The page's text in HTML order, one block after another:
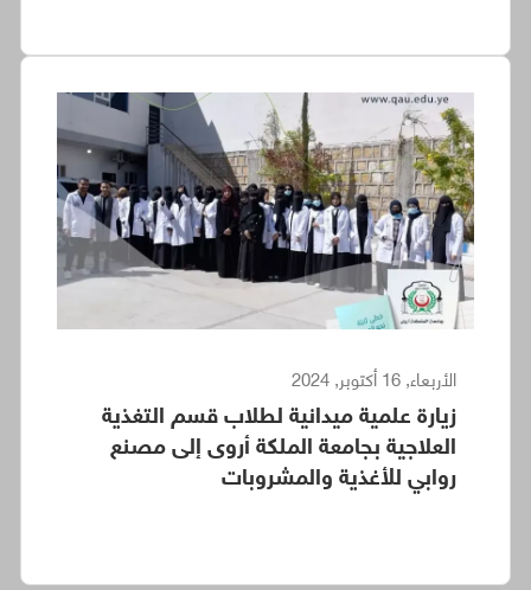
الأربعاء, 16 أكتوبر, 2024
زيارة علمية ميدانية لطلاب قسم التغذية
العلاجية بجامعة الملكة أروى إلى مصنع
روابي للأغذية والمشروبات